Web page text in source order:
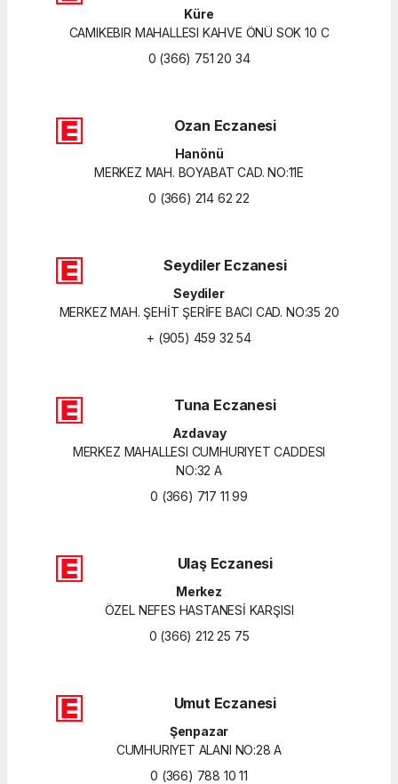
Küre
CAMIKEBIR MAHALLESI KAHVE ÖNÜ SOK 10 C
0 (366) 751 20 34
Ozan Eczanesi
Hanönü
MERKEZ MAH. BOYABAT CAD. NO:11E
0 (366) 214 62 22
Seydiler Eczanesi
Seydiler
MERKEZ MAH. ŞEHİT ŞERİFE BACI CAD. NO:35 20
+ (905) 459 32 54
Tuna Eczanesi
Azdavay
MERKEZ MAHALLESI CUMHURIYET CADDESI
NO:32 A
0 (366) 717 11 99
Ulaş Eczanesi
Merkez
ÖZEL NEFES HASTANESİ KARŞISI
0 (366) 212 25 75
Umut Eczanesi
Şenpazar
CUMHURIYET ALANI NO:28 A
0 (366) 788 10 11